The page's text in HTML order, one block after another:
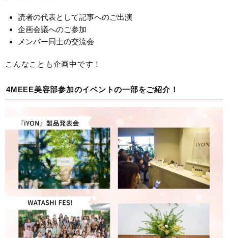
読者の代表として記事へのご出演
企画会議へのご参加
メンバー同士の交流会
こんなことも企画中です！
4MEEE美容部参加のイベントの一部をご紹介！